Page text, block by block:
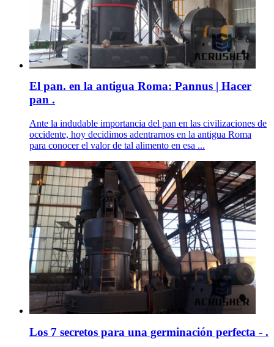
El pan. en la antigua Roma: Pannus | Hacer
pan .
Ante la indudable importancia del pan en las civilizaciones de
occidente, hoy decidimos adentrarnos en la antigua Roma
para conocer el valor de tal alimento en esa ...
Los 7 secretos para una germinación perfecta - .